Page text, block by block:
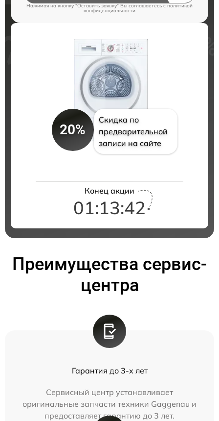
Нажимая на кнопку "Оставить заявку" Вы соглашаетесь cполитикой
конфиденциальности
20%
Скидка по
предварительной
записи на сайте
Конец акции
01:13:42
Преимущества сервис-
центра
Гарантия до 3-х лет
Сервисный центр устанавливает
оригинальные запчасти техники Gaggenau и
предоставляет гарантию до 3 лет.